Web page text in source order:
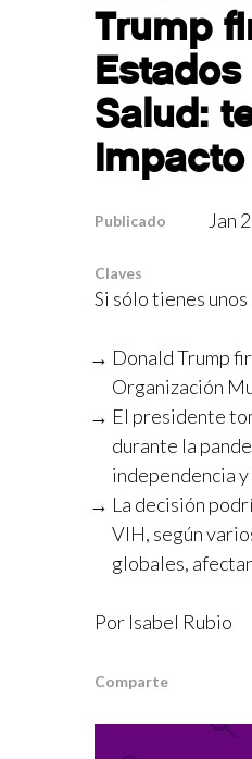
Trump
Salud:
Publicado Jan
Claves
Si sólo tienes
Donald Trump
Organización
El presidente
durante la
independencia
La decisión
VIH, según
globales,
Por Isabel Rubio
Comparte